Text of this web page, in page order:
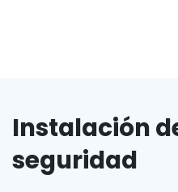
Instalación
seguridad